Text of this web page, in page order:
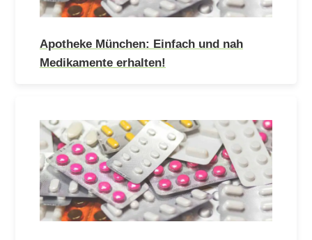
Apotheke München: Einfach und nah
Medikamente erhalten!